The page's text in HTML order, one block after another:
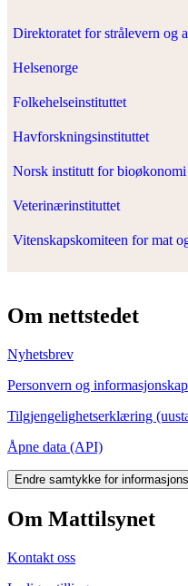
Direktoratet for strålevern og
Helsenorge
Folkehelseinstituttet
Havforskningsinstituttet
Norsk institutt for bioøkonomi
Veterinærinstituttet
Vitenskapskomiteen for mat
Om nettstedet
Nyhetsbrev
Personvern og
Tilgjengelighetserklæring
Åpne data (API)
Endre samtykke for
Om Mattilsynet
Kontakt oss